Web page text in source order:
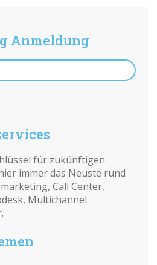
Anmeldung
für zukünftigen
immer das Neuste rund
Call Center,
Multichannel